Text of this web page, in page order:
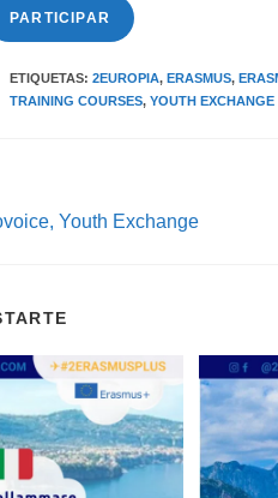
PARTICIPAR
ETIQUETAS: 2EUROPIA, ERASMUS,
TRAINING COURSES, YOUTH EXCHANGE
Youth Exchange